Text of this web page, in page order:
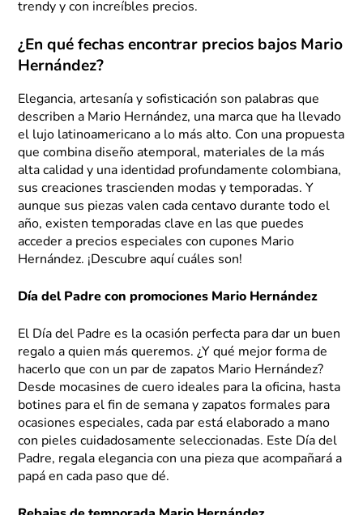
trendy y con increíbles precios.
¿En qué fechas encontrar precios bajos Mario
Hernández?
Elegancia, artesanía y sofisticación son palabras que
describen a Mario Hernández, una marca que ha llevado
el lujo latinoamericano a lo más alto. Con una propuesta
que combina diseño atemporal, materiales de la más
alta calidad y una identidad profundamente colombiana,
sus creaciones trascienden modas y temporadas. Y
aunque sus piezas valen cada centavo durante todo el
año, existen temporadas clave en las que puedes
acceder a precios especiales con cupones Mario
Hernández. ¡Descubre aquí cuáles son!
Día del Padre con promociones Mario Hernández
El Día del Padre es la ocasión perfecta para dar un buen
regalo a quien más queremos. ¿Y qué mejor forma de
hacerlo que con un par de zapatos Mario Hernández?
Desde mocasines de cuero ideales para la oficina, hasta
botines para el fin de semana y zapatos formales para
ocasiones especiales, cada par está elaborado a mano
con pieles cuidadosamente seleccionadas. Este Día del
Padre, regala elegancia con una pieza que acompañará a
papá en cada paso que dé.